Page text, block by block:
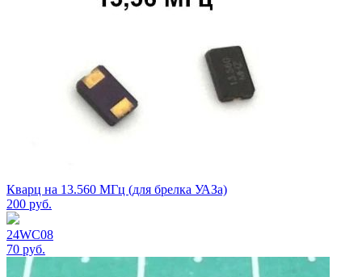
Кварц на 13.560 МГц (для брелка УАЗа)
200 руб.
24WC08
70 руб.